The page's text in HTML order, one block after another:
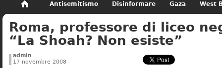
Antisemitismo Disinformare Gaza West
Non dimenticare Storia di Israele
Roma, professore di liceo
“La Shoah? Non esiste”
admin
17 novembre 2008